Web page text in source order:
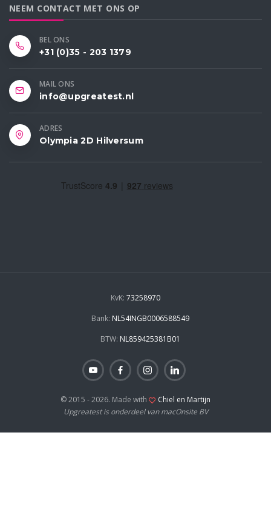
NEEM CONTACT MET ONS OP
BEL ONS
+31 (0)35 - 203 1379
MAIL ONS
info@upgreatest.nl
ADRES
Olympia 2D Hilversum
KvK: 73258970
Bank: NL54INGB0006588549
BTW: NL859425381B01
© 2015 - 2026. Made with
Chiel en Martijn
Upgreatest is onderdeel van macOnsite BV